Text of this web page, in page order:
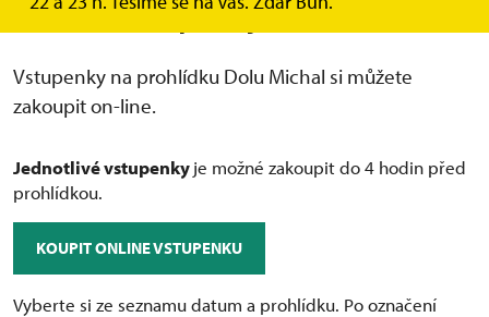
On-line vstupenky na Dole Michal
Vstupenky na prohlídku Dolu Michal si můžete
zakoupit on-line.
Jednotlivé vstupenkyje možné zakoupit do 4 hodin před
prohlídkou.
KOUPIT ONLINE VSTUPENKU
Vyberte si ze seznamu datum a prohlídku. Po označení